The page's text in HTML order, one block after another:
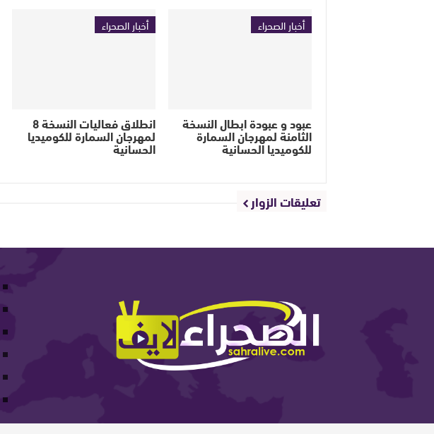
أخبار الصحراء
عبود و عبودة ابطال النسخة
الثامنة لمهرجان السمارة
للكوميديا الحسانية
أخبار الصحراء
انطلاق فعاليات النسخة 8
لمهرجان السمارة للكوميديا
الحسانية
تعليقات الزوار